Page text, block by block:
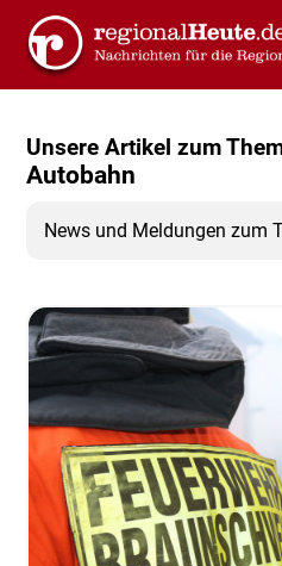
Unsere Artikel zum
Autobahn
News und Meldungen zum